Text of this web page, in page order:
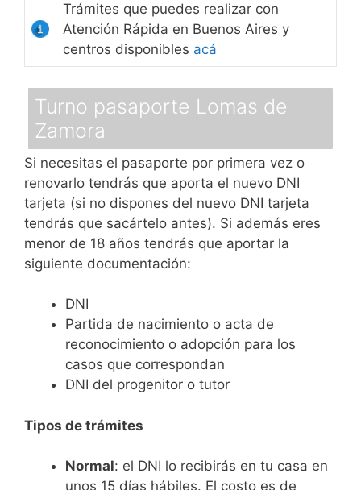
Trámites que puedes realizar con
Atención Rápida en Buenos Aires y
centros disponibles acá
Turno pasaporte Lomas de
Zamora
Si necesitas el pasaporte por primera vez o
renovarlo tendrás que aporta el nuevo DNI
tarjeta (si no dispones del nuevo DNI tarjeta
tendrás que sacártelo antes). Si además eres
menor de 18 años tendrás que aportar la
siguiente documentación:
DNI
Partida de nacimiento o acta de
reconocimiento o adopción para los
casos que correspondan
DNI del progenitor o tutor
Tipos de trámites
Normal: el DNI lo recibirás en tu casa en
unos 15 días hábiles. El costo es de